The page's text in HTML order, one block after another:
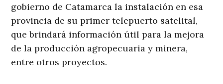
gobierno de Catamarca la instalación en esa
provincia de su primer telepuerto satelital,
que brindará información útil para la mejora
de la producción agropecuaria y minera,
entre otros proyectos.